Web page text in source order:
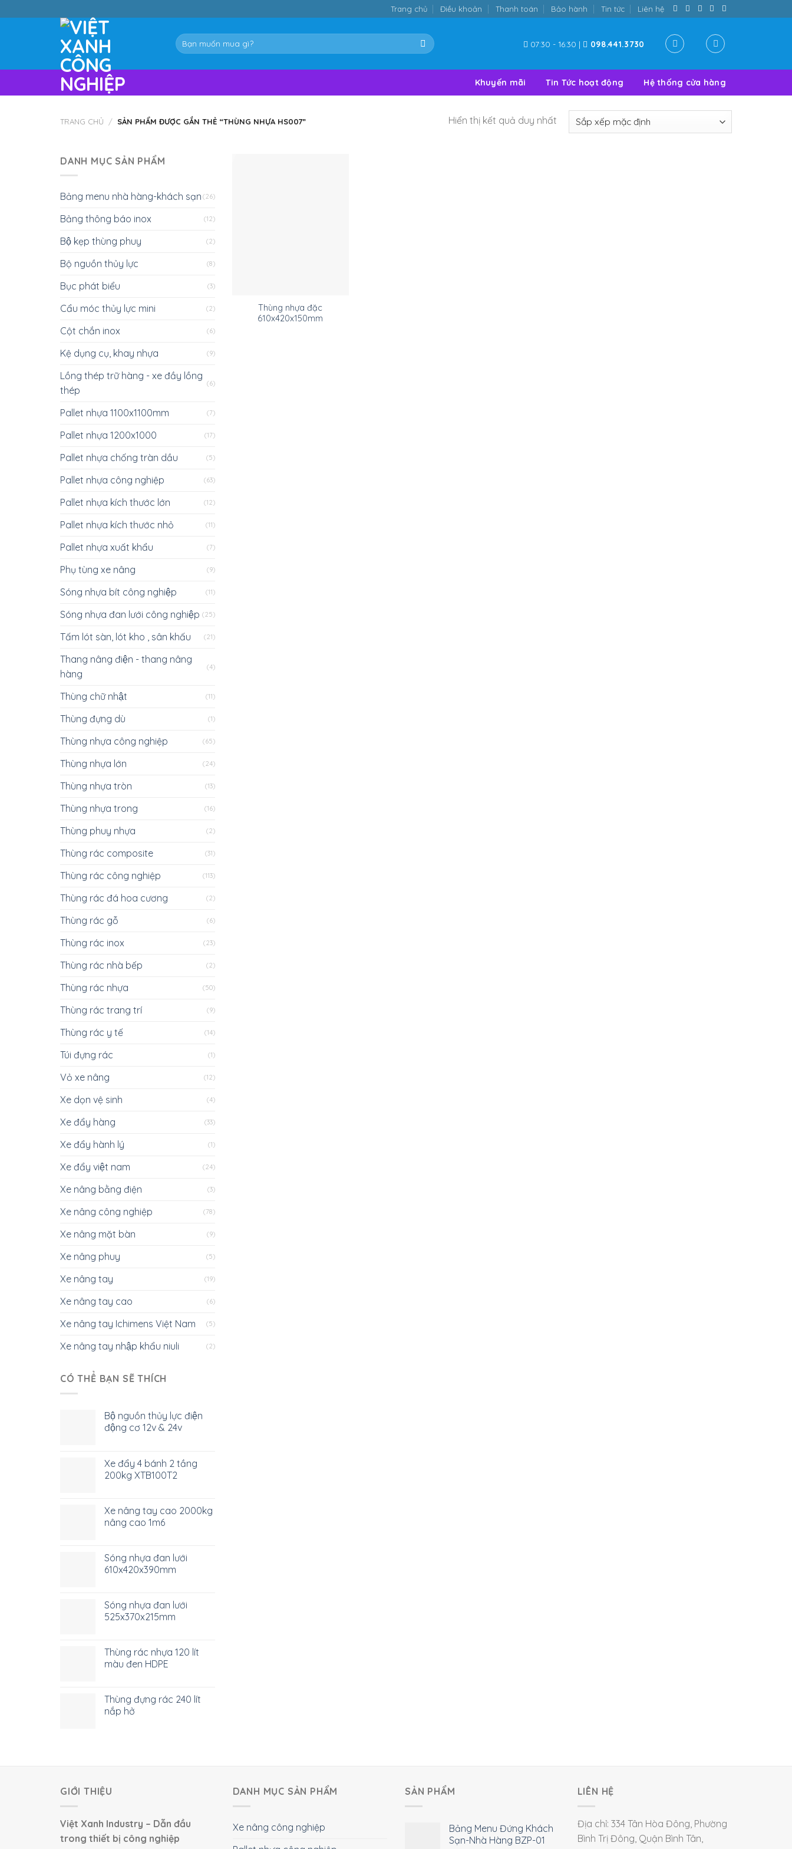
to
Trang chủ Điều khoản Thanh toán Bảo hành Tin tức Liên hệ
Tìm
kiếm:
07:30 - 16:30 | 098.441.3730
Khuyến mãi Tin Tức hoạt động Hệ thống cửa hàng
TRANG CHỦ / SẢN PHẨM ĐƯỢC GẮN THẺ “THÙNG NHỰA HS007” Hiển thị kết quả duy nhất
DANH MỤC SẢN PHẨM
Bảng menu nhà hàng-khách sạn (26)
Bảng thông báo inox (12)
Bộ kẹp thùng phuy (2)
Bộ nguồn thủy lực (8)
Bục phát biểu (3)
Cẩu móc thủy lực mini (2)
Cột chắn inox (6)
Kệ dụng cụ, khay nhựa (9)
Lồng thép trữ hàng - xe đầy lồng
thép
(6)
Pallet nhựa 1100x1100mm (7)
Pallet nhựa 1200x1000 (17)
Pallet nhựa chống tràn dầu (5)
Pallet nhựa công nghiệp (63)
Pallet nhựa kích thước lớn (12)
Pallet nhựa kích thước nhỏ (11)
Pallet nhựa xuất khẩu (7)
Phụ tùng xe nâng (9)
Sóng nhựa bít công nghiệp (11)
Sóng nhựa đan lưới công nghiệp (25)
Tấm lót sàn, lót kho , sân khấu (21)
Thang nâng điện - thang nâng
hàng
(4)
Thùng chữ nhật (11)
Thùng đựng dù (1)
Thùng nhựa công nghiệp (65)
Thùng nhựa lớn (24)
Thùng nhựa tròn (13)
Thùng nhựa trong (16)
Thùng phuy nhựa (2)
Thùng rác composite (31)
Thùng rác công nghiệp (113)
Thùng rác đá hoa cương (2)
Thùng rác gỗ (6)
Thùng rác inox (23)
Thùng rác nhà bếp (2)
Thùng rác nhựa (50)
Thùng rác trang trí (9)
Thùng rác y tế (14)
Túi đựng rác (1)
Vỏ xe nâng (12)
Xe dọn vệ sinh (4)
Xe đẩy hàng (33)
Xe đẩy hành lý (1)
Xe đẩy việt nam (24)
Xe nâng bằng điện (3)
Xe nâng công nghiệp (78)
Xe nâng mặt bàn (9)
Xe nâng phuy (5)
Xe nâng tay (19)
Xe nâng tay cao (6)
Xe nâng tay Ichimens Việt Nam (5)
Xe nâng tay nhập khẩu niuli (2)
CÓ THỂ BẠN SẼ THÍCH
Bộ nguồn thủy lực điện
động cơ 12v & 24v
Xe đẩy 4 bánh 2 tầng
200kg XTB100T2
Xe nâng tay cao 2000kg
nâng cao 1m6
Sóng nhựa đan lưới
610x420x390mm
Sóng nhựa đan lưới
525x370x215mm
Thùng rác nhựa 120 lít
màu đen HDPE
Thùng đựng rác 240 lít
nắp hở
Thùng nhựa đặc
610x420x150mm
GIỚI THIỆU
Việt Xanh Industry – Dẫn đầu
trong thiết bị công nghiệp
DANH MỤC SẢN PHẨM
Xe nâng công nghiệp
SẢN PHẨM
Bảng Menu Đứng Khách
Sạn-Nhà Hàng BZP-01
LIÊN HỆ
Địa chỉ: 334 Tân Hòa Đông, Phường
Bình Trị Đông, Quận Bình Tân,